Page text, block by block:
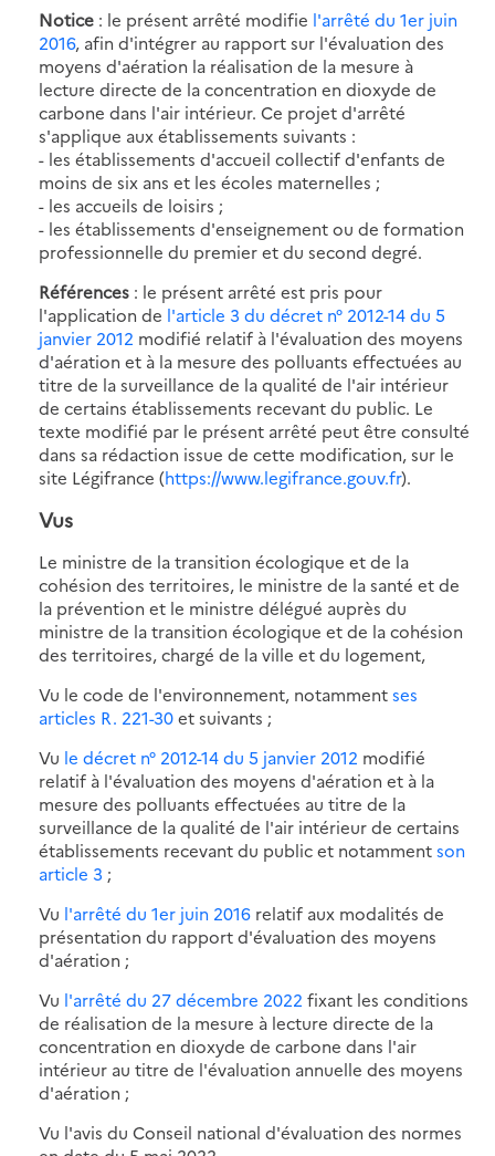
Notice : le présent arrêté modifie l'arrêté du 1er juin
2016, afin d'intégrer au rapport sur l'évaluation des
moyens d'aération la réalisation de la mesure à
lecture directe de la concentration en dioxyde de
carbone dans l'air intérieur. Ce projet d'arrêté
s'applique aux établissements suivants :
- les établissements d'accueil collectif d'enfants de
moins de six ans et les écoles maternelles ;
- les accueils de loisirs ;
- les établissements d'enseignement ou de formation
professionnelle du premier et du second degré.
Références : le présent arrêté est pris pour
l'application de l'article 3 du décret n° 2012-14 du 5
janvier 2012 modifié relatif à l'évaluation des moyens
d'aération et à la mesure des polluants effectuées au
titre de la surveillance de la qualité de l'air intérieur
de certains établissements recevant du public. Le
texte modifié par le présent arrêté peut être consulté
dans sa rédaction issue de cette modification, sur le
site Légifrance (https://www.legifrance.gouv.fr).
Vus
Le ministre de la transition écologique et de la
cohésion des territoires, le ministre de la santé et de
la prévention et le ministre délégué auprès du
ministre de la transition écologique et de la cohésion
des territoires, chargé de la ville et du logement,
Vu le code de l'environnement, notammentses
articles R. 221-30et suivants ;
Vu le décret n° 2012-14 du 5 janvier 2012 modifié
relatif à l'évaluation des moyens d'aération et à la
mesure des polluants effectuées au titre de la
surveillance de la qualité de l'air intérieur de certains
établissements recevant du public et notammentson
article 3 ;
Vu l'arrêté du 1er juin 2016 relatif aux modalités de
présentation du rapport d'évaluation des moyens
d'aération ;
Vu l'arrêté du 27 décembre 2022 fixant les conditions
de réalisation de la mesure à lecture directe de la
concentration en dioxyde de carbone dans l'air
intérieur au titre de l'évaluation annuelle des moyens
d'aération ;
Vu l'avis du Conseil national d'évaluation des normes